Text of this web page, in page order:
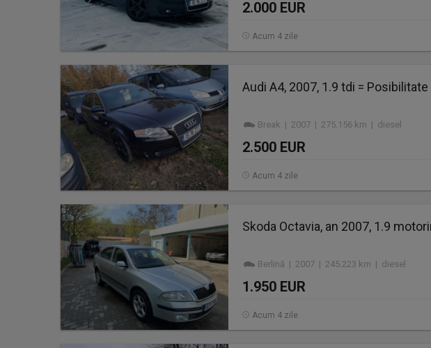
2.000 EUR
Acum 4 zile
Audi A4, 2007, 1.9 tdi = Posibilitate
Break | 2007 | 275.156 km | diesel
2.500 EUR
Acum 4 zile
Skoda Octavia, an 2007, 1.9
Berlină | 2007 | 245.223 km | diesel
1.950 EUR
Acum 4 zile